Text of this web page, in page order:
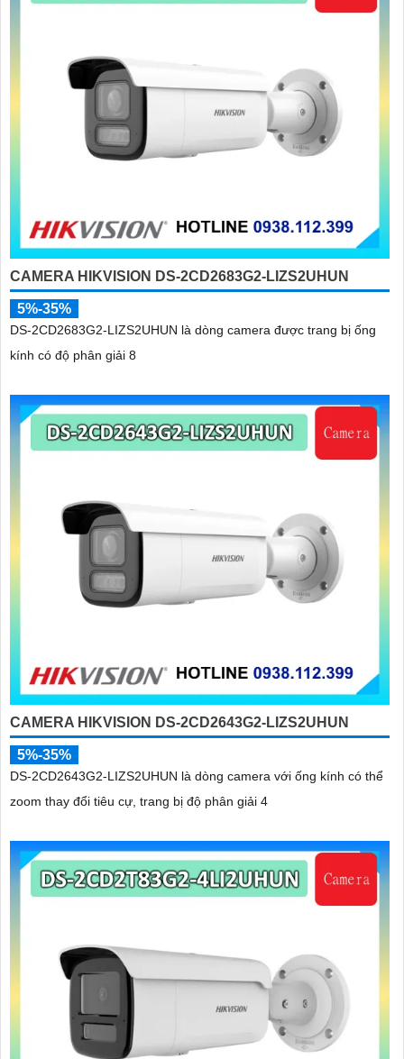
CAMERA HIKVISION DS-2CD2683G2-LIZS2UHUN
5%-35%
DS-2CD2683G2-LIZS2UHUN là dòng camera được trang bị ống
kính có độ phân giải 8
CAMERA HIKVISION DS-2CD2643G2-LIZS2UHUN
5%-35%
DS-2CD2643G2-LIZS2UHUN là dòng camera với ống kính có thể
zoom thay đổi tiêu cự, trang bị độ phân giải 4